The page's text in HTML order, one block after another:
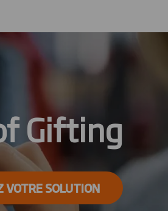
Gifting
VOTRE SOLUTION